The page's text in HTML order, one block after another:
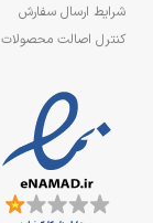
شرایط ارسال سفارش
کنترل اصالت محصولات